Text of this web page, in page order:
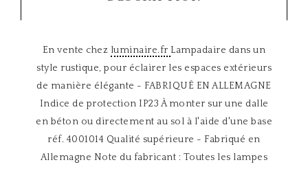
En vente chez luminaire.fr Lampadaire dans un
style rustique, pour éclairer les espaces extérieurs
de manière élégante - FABRIQUÉ EN ALLEMAGNE
Indice de protection IP23 À monter sur une dalle
en béton ou directement au sol à l'aide d'une base
réf. 4001014 Qualité supérieure - Fabriqué en
Allemagne Note du fabricant : Toutes les lampes